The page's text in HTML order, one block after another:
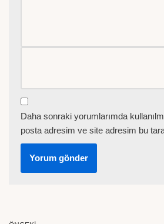
Daha sonraki yorumlarımda
posta adresim ve site adresim bu